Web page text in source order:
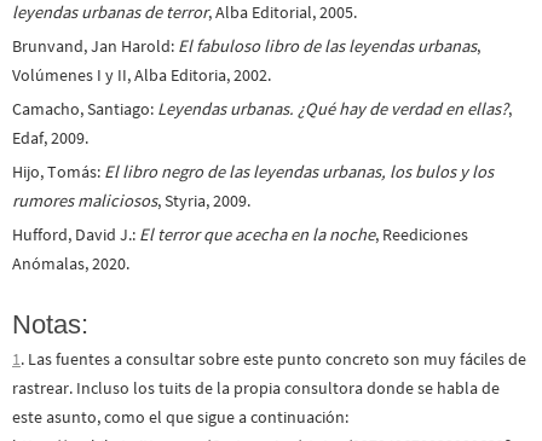
leyendas urbanas de terror, Alba Editorial, 2005.
Brunvand, Jan Harold: El fabuloso libro de las leyendas urbanas,
Volúmenes I y II, Alba Editoria, 2002.
Camacho, Santiago: Leyendas urbanas. ¿Qué hay de verdad en ellas?,
Edaf, 2009.
Hijo, Tomás: El libro negro de las leyendas urbanas, los bulos y los
rumores maliciosos, Styria, 2009.
Hufford, David J.: El terror que acecha en la noche, Reediciones
Anómalas, 2020.
Notas:
1. Las fuentes a consultar sobre este punto concreto son muy fáciles de
rastrear. Incluso los tuits de la propia consultora donde se habla de
este asunto, como el que sigue a continuación: